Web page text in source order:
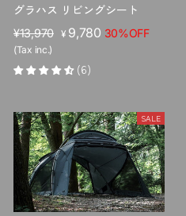
グラハス リビングシート
販
売
価
格
¥13,970 セ
ル
価
¥ 9,780 30%OFF
(Tax inc.)
(6)
SALE